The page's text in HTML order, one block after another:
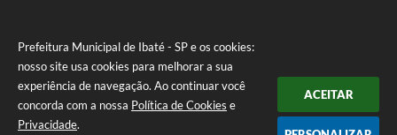
Prefeitura Municipal de Ibaté - SP e os cookies:
nosso site usa cookies para melhorar a sua
experiência de navegação. Ao continuar você
concorda com a nossa Política de Cookies e
Privacidade.
ACEITAR